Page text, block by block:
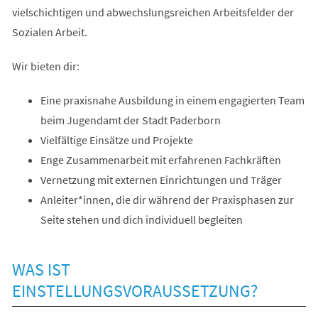
vielschichtigen und abwechslungsreichen Arbeitsfelder der
Sozialen Arbeit.
Wir bieten dir:
Eine praxisnahe Ausbildung in einem engagierten Team
beim Jugendamt der Stadt Paderborn
Vielfältige Einsätze und Projekte
Enge Zusammenarbeit mit erfahrenen Fachkräften
Vernetzung mit externen Einrichtungen und Träger
Anleiter*innen, die dir während der Praxisphasen zur
Seite stehen und dich individuell begleiten
WAS IST
EINSTELLUNGSVORAUSSETZUNG?